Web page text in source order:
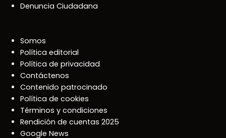
Denuncia Ciudadana
Somos
Política editorial
Política de privacidad
Contáctenos
Contenido patrocinado
Política de cookies
Términos y condiciones
Rendición de cuentas 2025
Google News